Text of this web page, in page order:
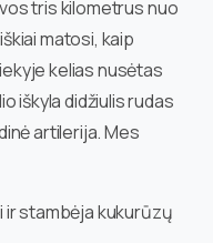
tris kilometrus nuo
matosi, kaip
kelias nusėtas
iškyla didžiulis rudas
artilerija. Mes
ir stambėja kukurūzų